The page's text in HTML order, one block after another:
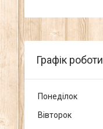
Графік роботи
Понеділок
Вівторок